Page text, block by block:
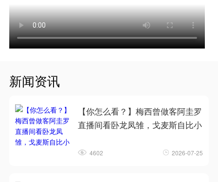
新闻资讯
【你怎么看？】梅西曾做客阿圭罗
直播间看卧龙凤雏，戈麦斯自比小
4602 2026-07-25